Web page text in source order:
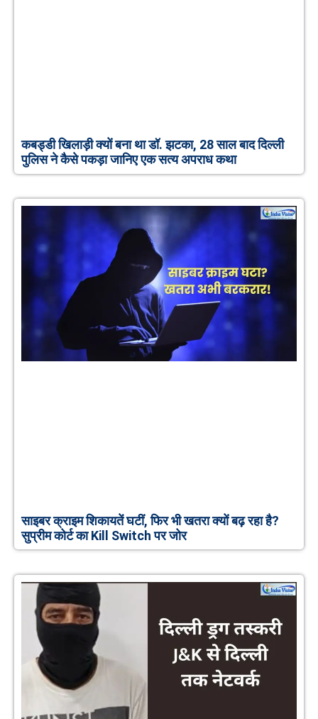
कबड्डी खिलाड़ी क्यों बना था डॉ. झटका, 28 साल बाद दिल्ली
पुलिस ने कैसे पकड़ा जानिए एक सत्य अपराध कथा
साइबर क्राइम शिकायतें घटीं, फिर भी खतरा क्यों बढ़ रहा है?
सुप्रीम कोर्ट का Kill Switch पर जोर